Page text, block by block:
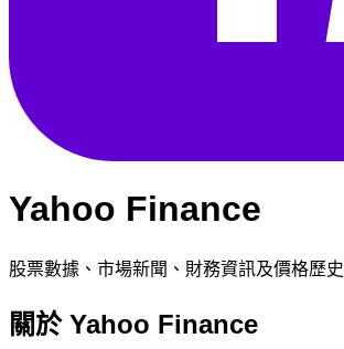
Yahoo Finance
股票數據、市場新聞、財務資訊及價格歷史
關於 Yahoo Finance